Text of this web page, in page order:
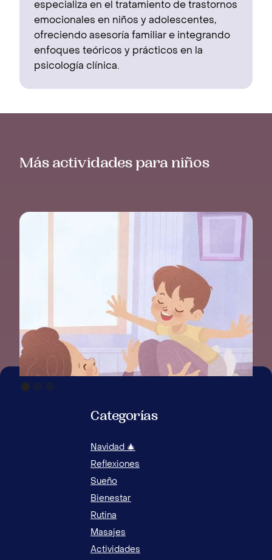
especializa en el tratamiento de trastornos
emocionales en niños y adolescentes,
ofreciendo asesoría familiar e integrando
enfoques teóricos y prácticos en la
psicología clínica.
Más actividades para niños
Categorías
Navidad 🎄
Reflexiones
Sueño
Bienestar
Rutina
Masajes
Actividades